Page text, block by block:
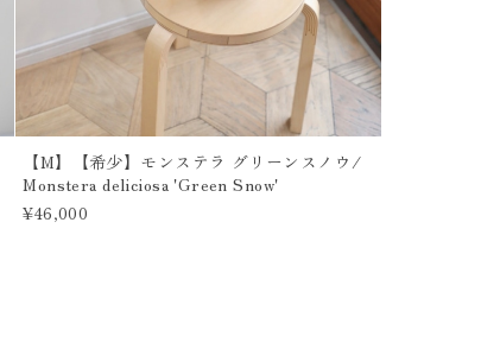
【M】【希少】モンステラ グリーンスノウ/
Monstera deliciosa 'Green Snow'
¥46,000